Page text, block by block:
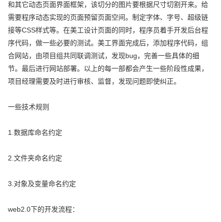
和其它动态页面界面框架，该切分的图片要根据尺寸切割开来。给
需要程序动态实现的页面预留页面空间。制定字体、字号、超级链
接等CSS样式等。在美工设计页面的同时，程序员着手开发后台程
序代码，做一些必要的测试。美工界面完成后，添加程序代码，组
合网站，由项目组共同联调测试，发现bug，完善一些具体的细
节。最后进行网站部署。以上的每一部都会产生一些阶段性成果，
项目经理需要及时进行审核、监督，发现问题即使纠正。
一些技术规则
1.数据库命名约定
2.文件夹命名约定
3.对象及变量命名约定
web2.0下的开发流程：